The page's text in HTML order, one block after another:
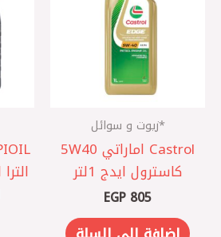
*زيوت و سوائل
Castrol اماراتي 5W40
كاسترول ايدج 1لتر
EGP 805